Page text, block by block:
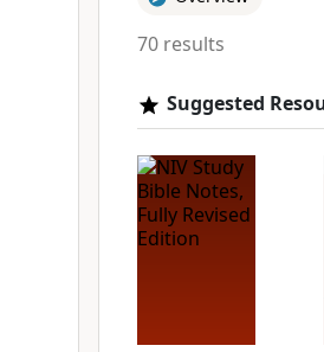
70 results
Suggested